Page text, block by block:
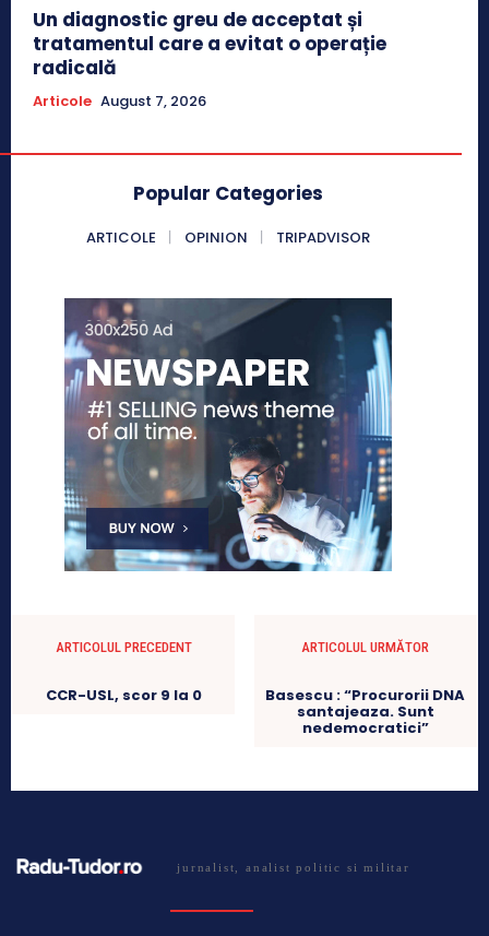
Un diagnostic greu de acceptat și
tratamentul care a evitat o operație
radicală
Articole August 7, 2026
Popular Categories
ARTICOLE OPINION TRIPADVISOR
ARTICOLUL PRECEDENT
CCR-USL, scor 9 la 0
ARTICOLUL URMĂTOR
Basescu : “Procurorii DNA
santajeaza. Sunt
nedemocratici”
jurnalist, analist politic si militar